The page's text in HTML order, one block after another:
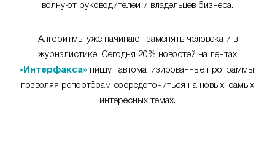
волнуют руководителей и владельцев бизнеса.
Алгоритмы уже начинают заменять человека и в
журналистике. Сегодня 20% новостей на лентах
«Интерфакса» пишут автоматизированные программы,
позволяя репортёрам сосредоточиться на новых, самых
интересных темах.